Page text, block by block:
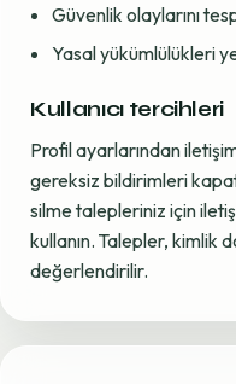
Güvenlik olaylarını
Yasal yükümlülükleri
Kullanıcı tercihleri
Profil ayarlarından
gereksiz bildirimleri
silme talepleriniz için
kullanın. Talepler, kimlik
değerlendirilir.